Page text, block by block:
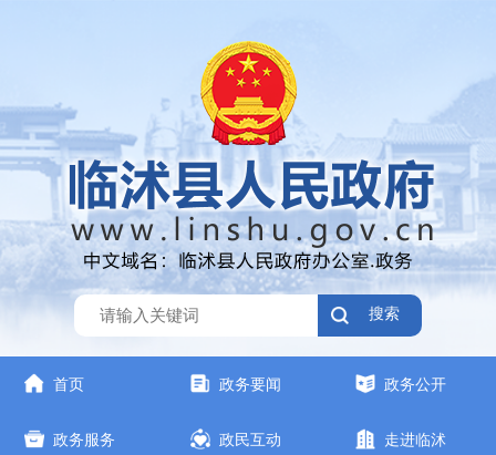
搜索
首页 政务要闻 政务公开
政务服务 政民互动 走进临沭